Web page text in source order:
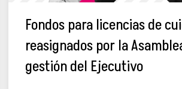
Fondos para licencias de
reasignados por la
gestión del Ejecutivo